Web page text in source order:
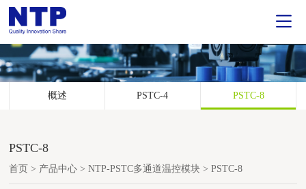
概述 PSTC-4 PSTC-8
PSTC-8
首页 > 产品中心 >NTP-PSTC多通道温控模块 >PSTC-8